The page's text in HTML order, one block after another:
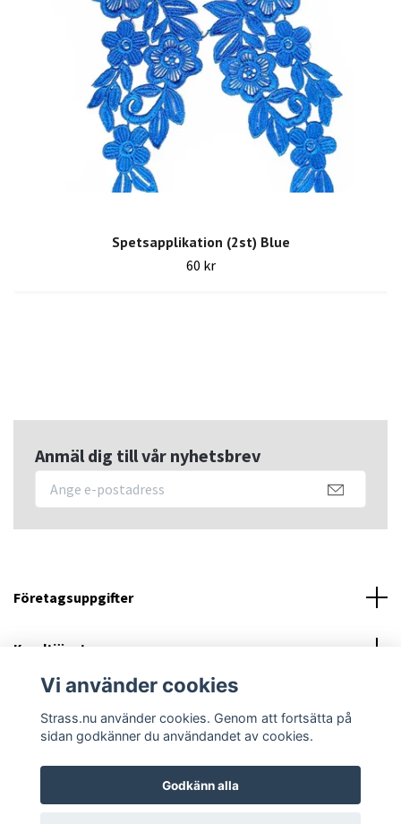
Spetsapplikation (2st) Blue
60 kr
Anmäl dig till vår nyhetsbrev
Företagsuppgifter
Kundtjänst
Sociala medier
Vi använder cookies
Strass.nu använder cookies. Genom att fortsätta på
sidan godkänner du användandet av cookies.
Godkänn alla